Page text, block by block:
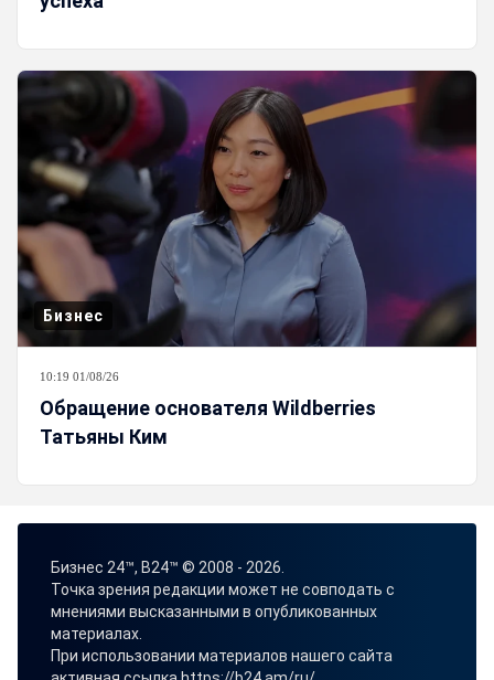
Бизнес
10:19 01/08/26
Обращение основателя Wildberries
Татьяны Ким
Бизнес 24™, B24™ © 2008 - 2026.
Точка зрения редакции может не совподать с
мнениями высказанными в опубликованных
материалах.
При использовании материалов нашего сайта